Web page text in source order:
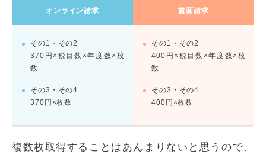
オンライン請求
その1・その2
370円×税目数×年度数×枚
数
その3・その4
370円×枚数
書面請求
その1・その2
400円×税目数×年度数×枚
数
その3・その4
400円×枚数
複数枚取得することはあんまりないと思うので、